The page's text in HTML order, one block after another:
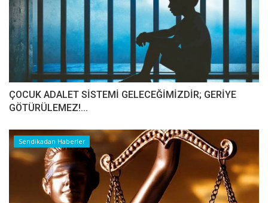
ÇOCUK ADALET SİSTEMİ GELECEĞİMİZDİR; GERİYE
GÖTÜRÜLEMEZ!...
Sendikadan Haberler